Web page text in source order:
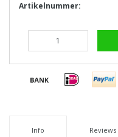
Artikelnummer:
Info Reviews